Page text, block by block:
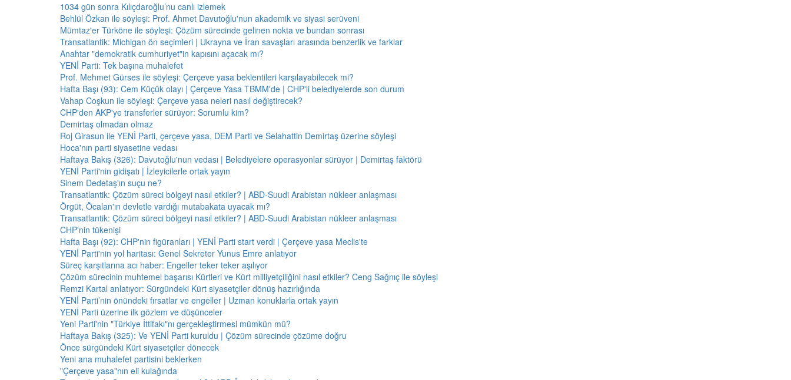
1034 gün sonra Kılıçdaroğlu’nu canlı izlemek
Behlül Özkan ile söyleşi: Prof. Ahmet Davutoğlu'nun akademik ve siyasi serüveni
Mümtaz'er Türköne ile söyleşi: Çözüm sürecinde gelinen nokta ve bundan sonrası
Transatlantik: Michigan ön seçimleri | Ukrayna ve İran savaşları arasında benzerlik ve farklar
Anahtar "demokratik cumhuriyet"in kapısını açacak mı?
YENİ Parti: Tek başına muhalefet
Prof. Mehmet Gürses ile söyleşi: Çerçeve yasa beklentileri karşılayabilecek mi?
Hafta Başı (93): Cem Küçük olayı | Çerçeve Yasa TBMM'de | CHP'li belediyelerde son durum
Vahap Coşkun ile söyleşi: Çerçeve yasa neleri nasıl değiştirecek?
CHP'den AKP'ye transferler sürüyor: Sorumlu kim?
Demirtaş olmadan olmaz
Roj Girasun ile YENİ Parti, çerçeve yasa, DEM Parti ve Selahattin Demirtaş üzerine söyleşi
Hoca'nın parti siyasetine vedası
Haftaya Bakış (326): Davutoğlu'nun vedası | Belediyelere operasyonlar sürüyor | Demirtaş faktörü
YENİ Parti'nin gidişatı | İzleyicilerle ortak yayın
Sinem Dedetaş'ın suçu ne?
Transatlantik: Çözüm süreci bölgeyi nasıl etkiler? | ABD-Suudi Arabistan nükleer anlaşması
Örgüt, Öcalan'ın devletle vardığı mutabakata uyacak mı?
Transatlantik: Çözüm süreci bölgeyi nasıl etkiler? | ABD-Suudi Arabistan nükleer anlaşması
CHP'nin tükenişi
Hafta Başı (92): CHP'nin figüranları | YENİ Parti start verdi | Çerçeve yasa Meclis'te
YENİ Parti'nin yol haritası: Genel Sekreter Yunus Emre anlatıyor
Süreç karşıtlarına acı haber: Engeller teker teker aşılıyor
Çözüm sürecinin muhtemel başarısı Kürtleri ve Kürt milliyetçiliğini nasıl etkiler? Ceng Sağnıç ile söyleşi
Remzi Kartal anlatıyor: Sürgündeki Kürt siyasetçiler dönüş hazırlığında
YENİ Parti’nin önündeki fırsatlar ve engeller | Uzman konuklarla ortak yayın
YENİ Parti üzerine ilk gözlem ve düşünceler
Yeni Parti'nin "Türkiye İttifakı"nı gerçekleştirmesi mümkün mü?
Haftaya Bakış (325): Ve YENİ Parti kuruldu | Çözüm sürecinde çözüme doğru
Önce sürgündeki Kürt siyasetçiler dönecek
Yeni ana muhalefet partisini beklerken
"Çerçeve yasa"nın eli kulağında